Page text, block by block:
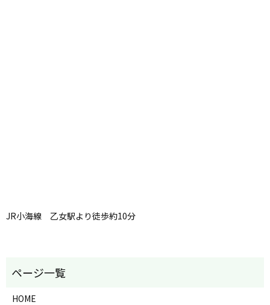
JR小海線 乙女駅より徒歩約10分
HOME